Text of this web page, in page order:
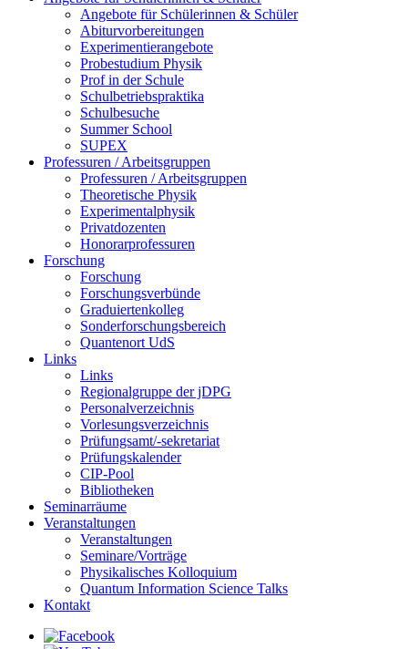
Angebote für Schülerinnen & Schüler
Abiturvorbereitungen
Experimentierangebote
Probestudium Physik
Prof in der Schule
Schulbetriebspraktika
Schulbesuche
Summer School
SUPEX
Professuren / Arbeitsgruppen
Professuren / Arbeitsgruppen
Theoretische Physik
Experimentalphysik
Privatdozenten
Honorarprofessuren
Forschung
Forschung
Forschungsverbünde
Graduiertenkolleg
Sonderforschungsbereich
Quantenort UdS
Links
Links
Regionalgruppe der jDPG
Personalverzeichnis
Vorlesungsverzeichnis
Prüfungsamt/-sekretariat
Prüfungskalender
CIP-Pool
Bibliotheken
Seminarräume
Veranstaltungen
Veranstaltungen
Seminare/Vorträge
Physikalisches Kolloquium
Quantum Information Science Talks
Kontakt